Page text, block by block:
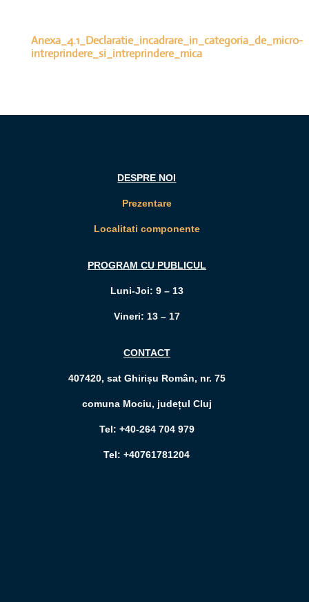
Anexa_4.1_Declaratie_incadrare_in_categoria_de_micro-
intreprindere_si_intreprindere_mica
DESPRE NOI
Prezentare
Localitati componente
PROGRAM CU PUBLICUL
Luni-Joi: 9 – 13
Vineri: 13 – 17
CONTACT
407420, sat Ghirișu Român, nr. 75
comuna Mociu, județul Cluj
Tel: +40-264 704 979
Tel: +40761781204